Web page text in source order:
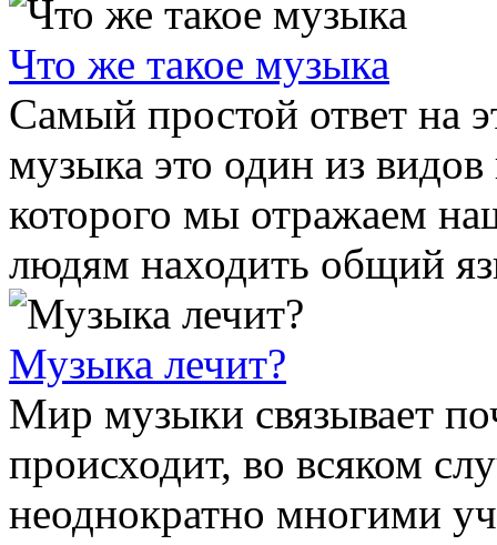
Что же такое музыка
Самый простой ответ на
музыка это один из
которого мы отражаем
людям находить общий
Музыка лечит?
Мир музыки связывает
происходит, во всяком
неоднократно многими